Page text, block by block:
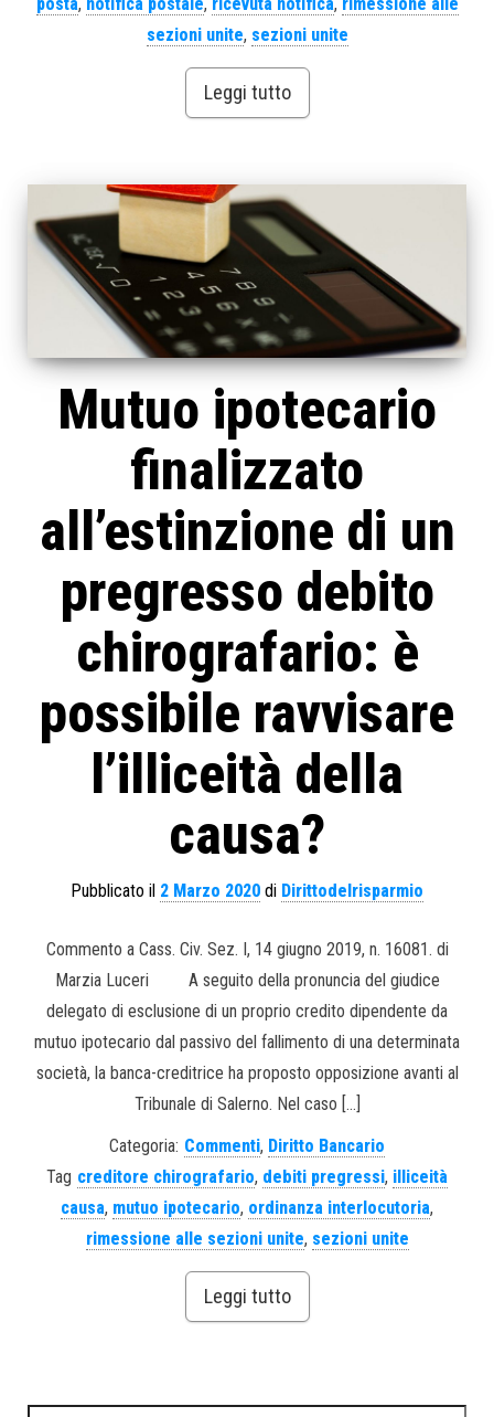
sezioni unite, sezioni unite
Leggi tutto
Mutuo ipotecario
finalizzato
all’estinzione di un
pregresso debito
chirografario: è
possibile ravvisare
l’illiceità della
causa?
Pubblicato il 2 Marzo 2020 di Dirittodelrisparmio
Commento a Cass. Civ. Sez. I, 14 giugno 2019, n. 16081. di
Marzia Luceri A seguito della pronuncia del giudice
delegato di esclusione di un proprio credito dipendente da
mutuo ipotecario dal passivo del fallimento di una determinata
società, la banca-creditrice ha proposto opposizione avanti al
Tribunale di Salerno. Nel caso […]
Categoria: Commenti, Diritto Bancario
Tag creditore chirografario, debiti pregressi, illiceità
causa, mutuo ipotecario, ordinanza interlocutoria,
rimessione alle sezioni unite, sezioni unite
Leggi tutto